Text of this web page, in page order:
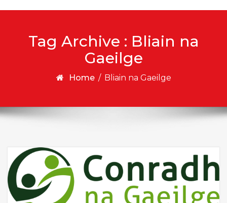
Tag Archive : Bliain na
Gaeilge
Home / Bliain na Gaeilge